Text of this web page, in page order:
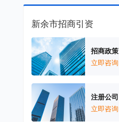
新余市招商引资
招商政策
立即咨询
注册公司
立即咨询